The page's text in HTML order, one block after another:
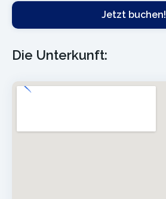
Jetzt buchen!
Die Unterkunft: